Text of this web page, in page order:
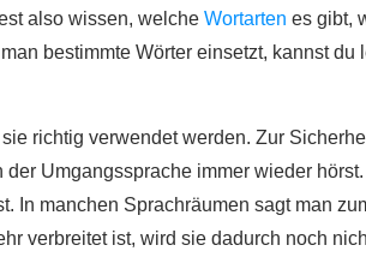
also wissen, welche Wortarten es gibt,
bestimmte Wörter einsetzt, kannst du
richtig verwendet werden. Zur
Umgangssprache immer wieder
manchen Sprachräumen sagt man
verbreitet ist, wird sie dadurch noch